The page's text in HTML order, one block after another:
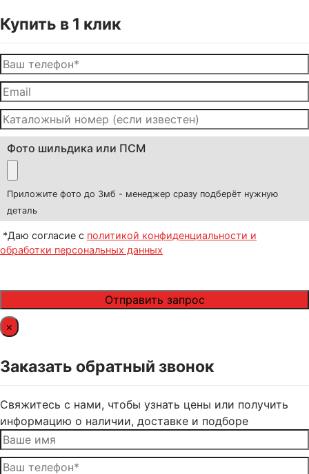
Купить в 1 клик
Фото шильдика или ПСМ
Приложите фото до 3мб - менеджер сразу подберёт нужную
деталь
*Даю согласие с политикой конфиденциальности и
обработки персональных данных
×
Заказать обратный звонок
Свяжитесь с нами, чтобы узнать цены или получить
информацию о наличии, доставке и подборе